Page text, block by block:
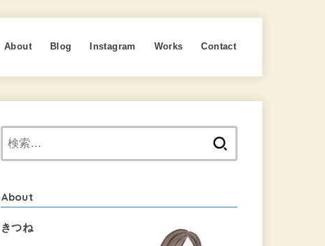
About Blog Instagram Works Contact
About
きつね